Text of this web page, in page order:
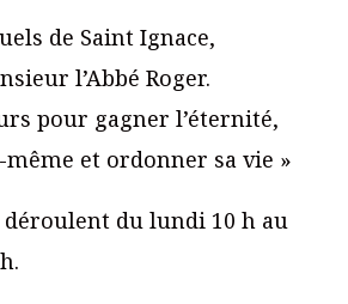
de Saint Ignace,
l’Abbé Roger.
pour gagner l’éternité,
même et ordonner sa vie »
du lundi 10 h au